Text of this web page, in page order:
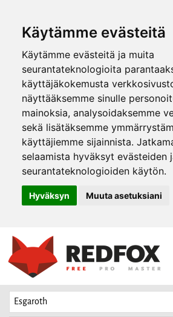
Käytämme evästeitä
Käytämme evästeitä ja muita
seurantateknologioita
käyttäjäkokemusta
näyttääksemme sinulle
mainoksia, analysoidaksemme
sekä lisätäksemme
käyttäjiemme sijainnista.
selaamista hyväksyt evästeiden
seurantateknologioiden käytön.
Hyväksyn Muuta asetuksiani